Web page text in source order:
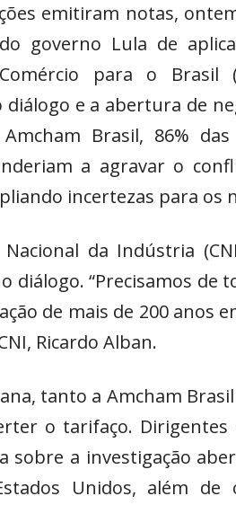
emitiram notas,
governo Lula de
para o Brasil
e a abertura de
Brasil, 86%
a agravar o
incertezas para os
Nacional da Indústria
diálogo. “Precisamos
de mais de 200 anos
Ricardo Alban.
tanto a Amcham
o tarifaço.
sobre a investigação
Unidos, além